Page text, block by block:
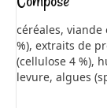
céréales,
%), extraits de
(cellulose 4 %),
levure, algues